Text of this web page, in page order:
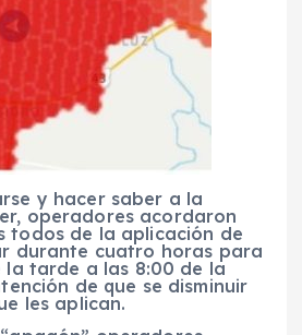
y hacer saber a la
operadores acordaron
todos de la aplicación de
durante cuatro horas para
la tarde a las 8:00 de la
de que se disminuir
les aplican.